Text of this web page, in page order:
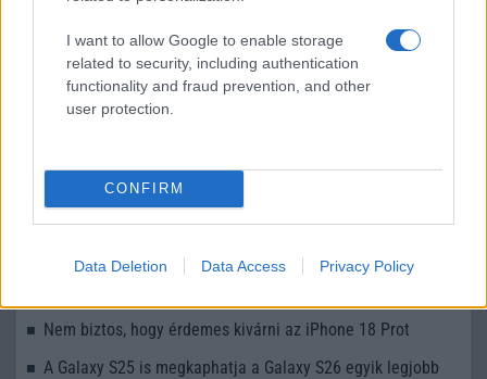
I want to allow Google to enable storage
related to security, including authentication
functionality and fraud prevention, and other
user protection.
CONFIRM
Data Deletion Data Access Privacy Policy
LEGOLVASOTTABBAK
Számos népszerű Samsung Galaxy készülék kimarad a One
UI 9 frissítésből – itt a lista az érintett modellekről
Apple az új csúcsmobilokról
Az Android rejtett automatizmusai: hat funkció, amely
észrevétlenül könnyíti meg a mindennapokat
Ez a rejtett Samsung funkció teljesen megváltoztatja a
Nem biztos, hogy érdemes kivárni az iPhone 18 Prot
A Galaxy S25 is megkaphatja a Galaxy S26 egyik legjobb